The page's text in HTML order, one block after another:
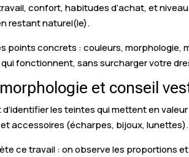
confort, habitudes d’achat, et
restant naturel(le).
points concrets : couleurs,
fonctionnent, sans surcharger votre
et conseil
les teintes qui mettent en
accessoires (écharpes, bijoux,
ce travail : on observe les